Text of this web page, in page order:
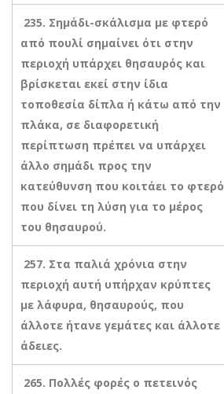
235. Σημάδι-σκάλισμα με φτερό
από πουλί σημαίνει ότι στην
περιοχή υπάρχει θησαυρός και
βρίσκεται εκεί στην ίδια
τοποθεσία δίπλα ή κάτω από την
πλάκα, σε διαφορετική
περίπτωση πρέπει να υπάρχει
άλλο σημάδι προς την
κατεύθυνση που κοιτάει το φτερό
που δίνει τη λύση για το μέρος
του θησαυρού.
257. Στα παλιά χρόνια στην
περιοχή αυτή υπήρχαν κρύπτες
με λάφυρα, θησαυρούς, που
άλλοτε ήτανε γεμάτες και άλλοτε
άδειες.
265. Πολλές φορές ο πετεινός